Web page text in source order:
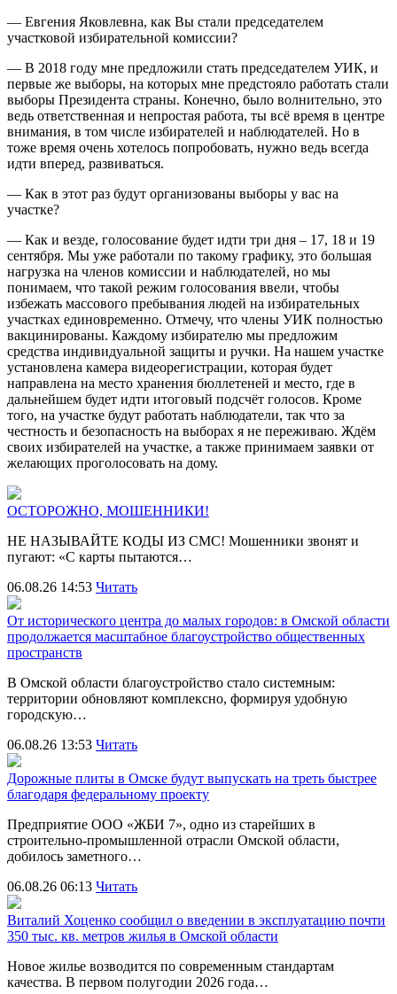
— Евгения Яковлевна, как Вы стали председателем
участковой избирательной комиссии?
— В 2018 году мне предложили стать председателем УИК, и
первые же выборы, на которых мне предстояло работать стали
выборы Президента страны. Конечно, было волнительно, это
ведь ответственная и непростая работа, ты всё время в центре
внимания, в том числе избирателей и наблюдателей. Но в
тоже время очень хотелось попробовать, нужно ведь всегда
идти вперед, развиваться.
— Как в этот раз будут организованы выборы у вас на
участке?
— Как и везде, голосование будет идти три дня – 17, 18 и 19
сентября. Мы уже работали по такому графику, это большая
нагрузка на членов комиссии и наблюдателей, но мы
понимаем, что такой режим голосования ввели, чтобы
избежать массового пребывания людей на избирательных
участках единовременно. Отмечу, что члены УИК полностью
вакцинированы. Каждому избирателю мы предложим
средства индивидуальной защиты и ручки. На нашем участке
установлена камера видеорегистрации, которая будет
направлена на место хранения бюллетеней и место, где в
дальнейшем будет идти итоговый подсчёт голосов. Кроме
того, на участке будут работать наблюдатели, так что за
честность и безопасность на выборах я не переживаю. Ждём
своих избирателей на участке, а также принимаем заявки от
желающих проголосовать на дому.
ОСТОРОЖНО, МОШЕННИКИ!
НЕ НАЗЫВАЙТЕ КОДЫ ИЗ СМС! Мошенники звонят и
пугают: «С карты пытаются…
06.08.26 14:53 Читать
От исторического центра до малых городов: в Омской области
продолжается масштабное благоустройство общественных
пространств
В Омской области благоустройство стало системным:
территории обновляют комплексно, формируя удобную
городскую…
06.08.26 13:53 Читать
Дорожные плиты в Омске будут выпускать на треть быстрее
благодаря федеральному проекту
Предприятие ООО «ЖБИ 7», одно из старейших в
строительно‑промышленной отрасли Омской области,
добилось заметного…
06.08.26 06:13 Читать
Виталий Хоценко сообщил о введении в эксплуатацию почти
350 тыс. кв. метров жилья в Омской области
Новое жилье возводится по современным стандартам
качества. В первом полугодии 2026 года…